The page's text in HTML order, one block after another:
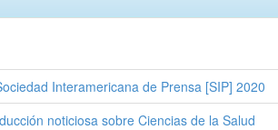
Interamericana de Prensa [SIP] 2020
noticiosa sobre Ciencias de la Salud